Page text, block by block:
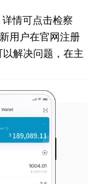
情可点击检察
用户在官网注册
解决问题，在主